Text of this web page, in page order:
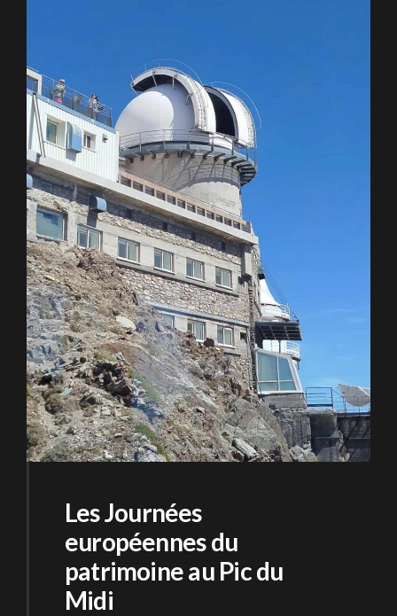
Les Journées
européennes du
patrimoine au Pic du
Midi